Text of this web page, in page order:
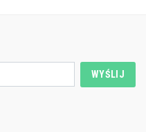
WYŚLIJ